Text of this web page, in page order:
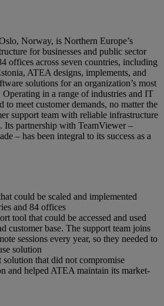
Norway, is Northern Europe’s
for businesses and public sector
offices across seven countries, including
ATEA designs, implements, and
solutions for an organization’s most
in a range of industries and IT
to meet customer demands, no matter the
support team with reliable infrastructure
Its partnership with TeamViewer –
– has been integral to its success as a
could be scaled and implemented
and 84 offices
tool that could be accessed and used
customer base. The support team joins
sessions every year, so they needed to
solution
that did not compromise
and helped ATEA maintain its market-